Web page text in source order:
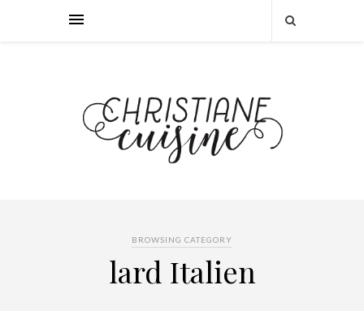
BROWSING CATEGORY
lard Italien